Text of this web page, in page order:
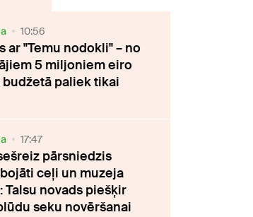
10:56
ar "Temu nodokli" – no
5 miljoniem eiro
budžetā paliek tikai
17:47
pārsniedzis
ceļi un muzeja
Talsu novads piešķir
seku novēršanai